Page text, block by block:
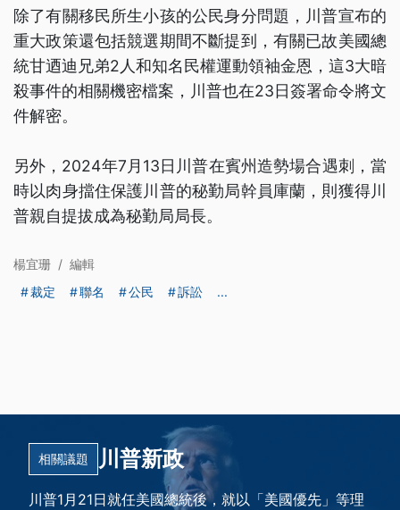
除了有關移民所生小孩的公民身分問題，川普宣布的
重大政策還包括競選期間不斷提到，有關已故美國總
統甘迺迪兄弟2人和知名民權運動領袖金恩，這3大暗
殺事件的相關機密檔案，川普也在23日簽署命令將文
件解密。
另外，2024年7月13日川普在賓州造勢場合遇刺，當
時以肉身擋住保護川普的秘勤局幹員庫蘭，則獲得川
普親自提拔成為秘勤局局長。
楊宜珊 / 編輯
裁定
聯名 公民 訴訟 ...
相關議題 川普新政
川普1月21日就任美國總統後，就以「美國優先」等理